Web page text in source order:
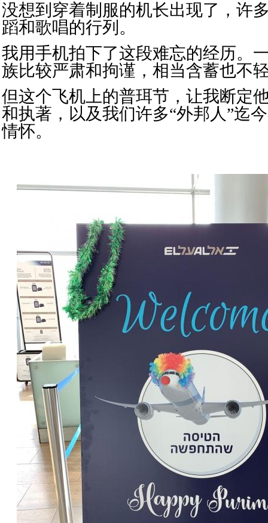
没想到穿着制服的机长出现了，许
蹈和歌唱的行列。
我用手机拍下了这段难忘的经历。
族比较严肃和拘谨，相当含蓄也不
但这个飞机上的普珥节，让我断定
和执著，以及我们许多“外邦人”迄
情怀。